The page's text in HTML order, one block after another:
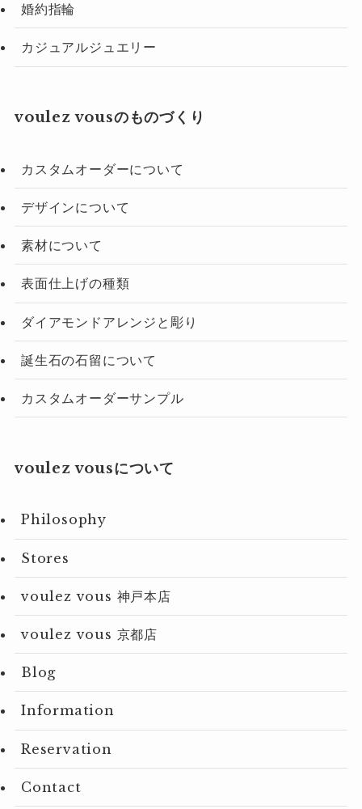
婚約指輪
カジュアルジュエリー
voulez vousのものづくり
カスタムオーダーについて
デザインについて
素材について
表面仕上げの種類
ダイアモンドアレンジと彫り
誕生石の石留について
カスタムオーダーサンプル
voulez vousについて
Philosophy
Stores
voulez vous 神戸本店
voulez vous 京都店
Blog
Information
Reservation
Contact